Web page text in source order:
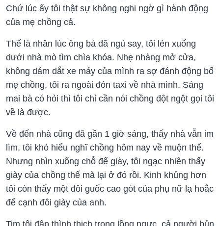
Chứ lúc ấy tôi thật sự không nghi ngờ gì hành động
của mẹ chồng cả.
Thế là nhân lúc ông bà đã ngủ say, tôi lén xuống
dưới nhà mò tìm chìa khóa. Nhẹ nhàng mở cửa,
không dám dắt xe máy của mình ra sợ đánh động bố
mẹ chồng, tôi ra ngoài đón taxi về nhà mình. Sáng
mai bà có hỏi thì tôi chỉ cần nói chồng đột ngột gọi tôi
về là được.
Về đến nhà cũng đã gần 1 giờ sáng, thấy nhà vẫn im
lìm, tôi khó hiểu nghĩ chồng hôm nay về muộn thế.
Nhưng nhìn xuống chỗ để giày, tôi ngạc nhiên thấy
giày của chồng thế mà lại ở đó rồi. Kinh khủng hơn
tôi còn thấy một đôi guốc cao gót của phụ nữ lạ hoắc
để cạnh đôi giày của anh.
Tim tôi đập thình thịch trong lồng ngực, cả người bủn